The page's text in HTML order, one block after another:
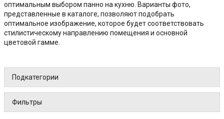
оптимальным выбором панно на кухню. Варианты фото,
представленные в каталоге, позволяют подобрать
оптимальное изображение, которое будет соответствовать
стилистическому направлению помещения и основной
цветовой гамме.
Подкатегории
Фильтры